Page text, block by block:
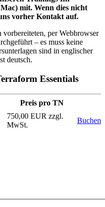
mit. Wenn dies nicht
vorher Kontakt auf.
per Webbrowser
– es muss keine
sind in englischer
deutsch.
Essentials
Preis pro TN
750,00 EUR zzgl.
MwSt.
Buchen